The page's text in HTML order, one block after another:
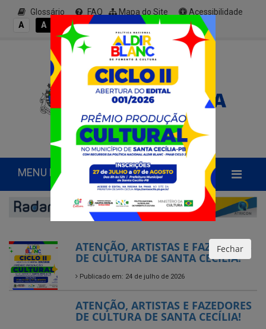
Glossário FAQ Mapa do Site
Acessibilidade
A
A A A+
MENU PRINCIPAL
ATENÇÃO, ARTISTAS E FAZEDORES
DE CULTURA DE SANTA CECÍLIA!
Publicado em: 24 de julho de 2026
ATENÇÃO, ARTISTAS E FAZEDORES
DE CULTURA DE SANTA CECÍLIA!
Fechar